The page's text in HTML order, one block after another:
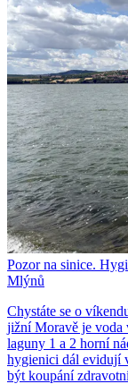
Pozor na sinice.
Mlýnů
Chystáte se o
jižní Moravě je voda
laguny 1 a 2 horní
hygienici dál evidují
být koupání